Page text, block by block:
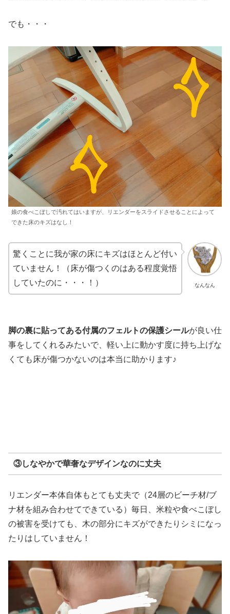
でも・・・
娘の食べこぼしで汚れてはいますが、リエンダーをスライドさせることによって
できた床のキズはなし！
なんなん
驚くことに我が家の床にキズはほとんど付い
ていません！（床が傷つくのはある程度覚悟
していたのに・・・！）
脚の裏に貼ってある付属のフェルトの保護シールが良い仕
事をしてくれるみたいで、軽い上に動かす度に持ち上げな
くても床が傷つかないのは本当に助かります♪
③しなやかで華奢なデザインなのに丈夫
リエンダー本体自体もとても丈夫で（24層のビーチ材/ブ
ナ材を組み合わせてできている）毎日、米粒や食べこぼし
の被害を受けても、木の部分にキズができたりシミになっ
たりはしていません！